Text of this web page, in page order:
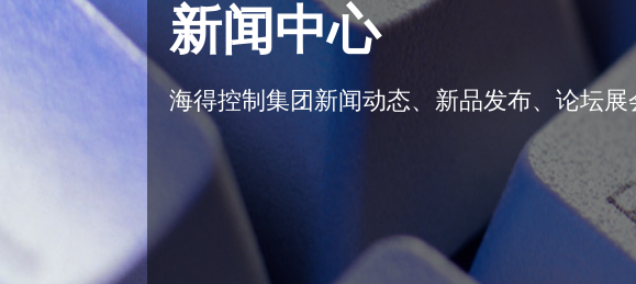
新闻中心
海得控制集团新闻动态、新品发布、论坛展